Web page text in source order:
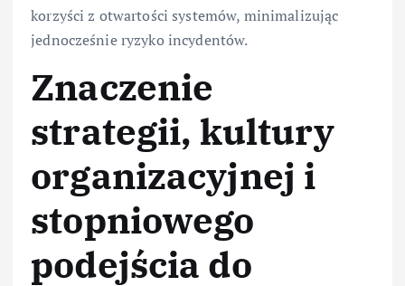
korzyści z otwartości systemów, minimalizując
jednocześnie ryzyko incydentów.
Znaczenie
strategii, kultury
organizacyjnej i
stopniowego
podejścia do